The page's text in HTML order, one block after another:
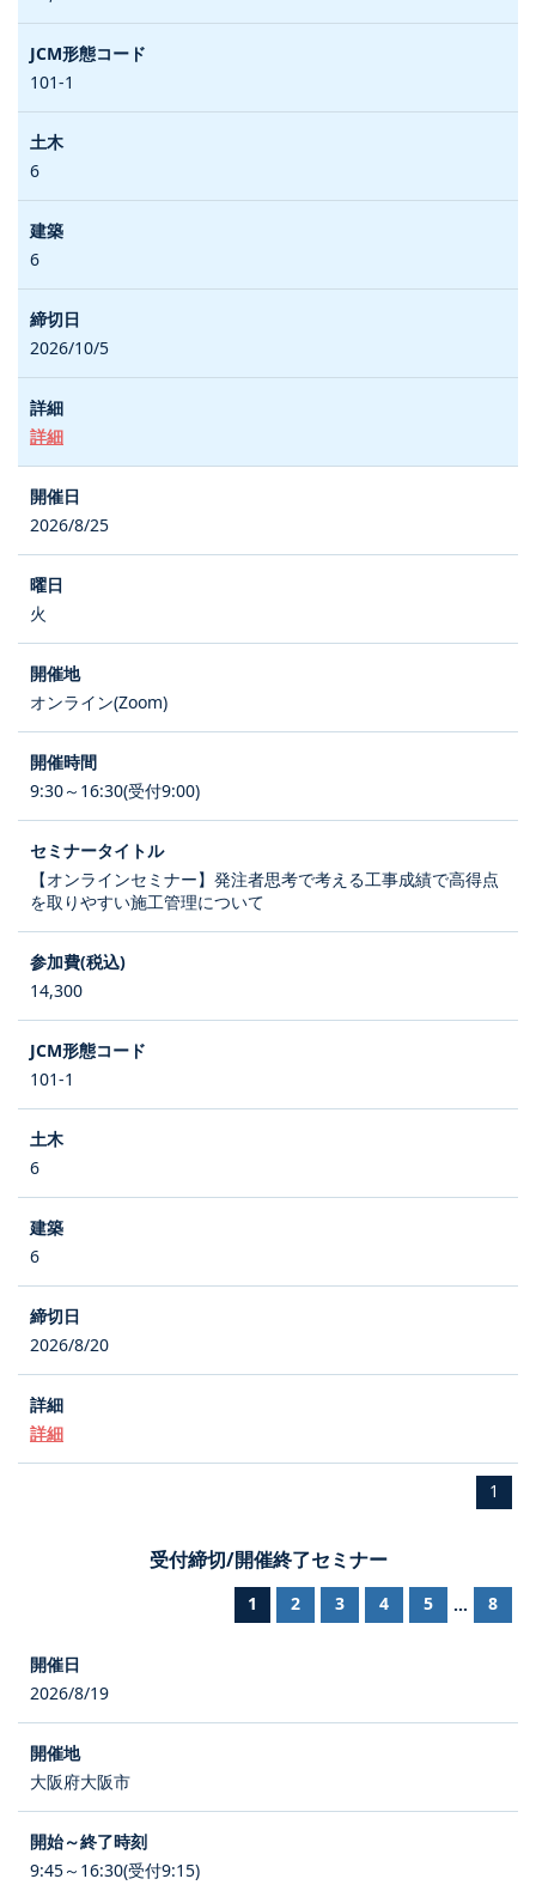
101-1
6
6
2026/10/5
詳細
2026/8/25
火
オンライン(Zoom)
9:30～16:30(受付9:00)
【オンラインセミナー】発注者思考で考える工事成績で高得点
を取りやすい施工管理について
14,300
101-1
6
6
2026/8/20
詳細
1
受付締切/開催終了セミナー
1 2 3 4 5 ... 8
2026/8/19
大阪府大阪市
9:45～16:30(受付9:15)